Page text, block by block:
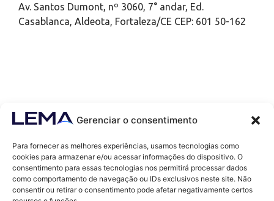
Gerenciar o consentimento
Para fornecer as melhores experiências, usamos tecnologias como
cookies para armazenar e/ou acessar informações do dispositivo. O
consentimento para essas tecnologias nos permitirá processar dados
como comportamento de navegação ou IDs exclusivos neste site. Não
consentir ou retirar o consentimento pode afetar negativamente certos
Av. Santos Dumont, nº 3060, 7° andar, Ed.
Casablanca, Aldeota, Fortaleza/CE CEP: 601 50-162
Contatos
contato@lemaef.com.br